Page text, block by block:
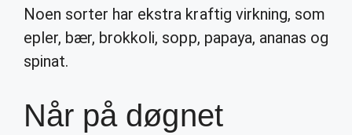
Noen sorter har ekstra kraftig virkning, som
epler, bær, brokkoli, sopp, papaya, ananas og
spinat.
Når på døgnet